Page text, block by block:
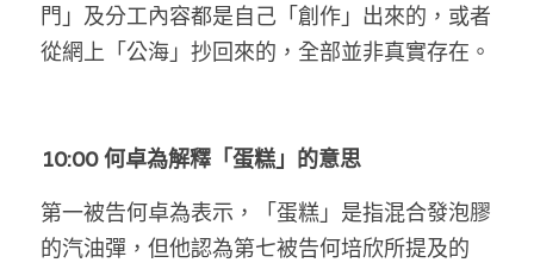
門」及分工內容都是自己「創作」出來的，或者
從網上「公海」抄回來的，全部並非真實存在。
10:00 何卓為解釋「蛋糕」的意思
第一被告何卓為表示，「蛋糕」是指混合發泡膠
的汽油彈，但他認為第七被告何培欣所提及的